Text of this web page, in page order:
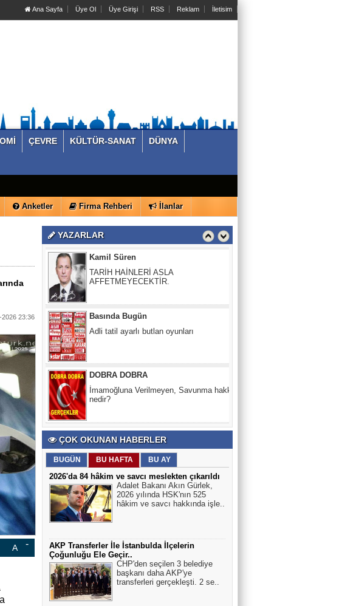
Ana Sayfa Üye Ol Üye Girişi RSS Reklam İletisim
ÇEVRE KÜLTÜR-SANAT DÜNYA
Anketler Firma Rehberi İlanlar
2026 23:36
A
YAZARLAR
Bir gece yatıp kalktık…. Türk Ordusu
yok…
Kamil Süren
TARİH HAİNLERİ ASLA
AFFETMEYECEKTİR.
Basında Bugün
DOBRA DOBRA
HASAN KUMRAL
Yeşil Köşe
Nükleer neden enerji krizinin çözümü
olamaz?
Nesibe Ersöz
Ben Öğretmenim!
Asım Us
Bandırma" vapuru normal rotasında
gitseydi, batırılacaktı.
ÇOK OKUNAN HABERLER
BUGÜN BU HAFTA BU AY
2026'da 84 hâkim ve savcı meslekten çıkarıldı
Adalet Bakanı Akın Gürlek,
2026 yılında HSK'nın 525
hâkim ve savcı hakkında işle..
AKP Transferler İle İstanbulda İlçelerin
Çoğunluğu Ele Geçir..
CHP'den seçilen 3 belediye
başkanı daha AKP'ye
transferleri gerçekleşti. 2 se..